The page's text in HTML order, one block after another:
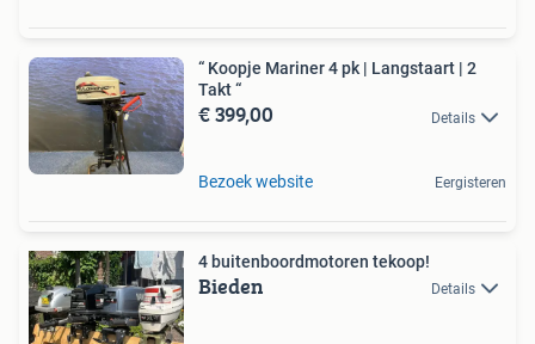
“ Koopje Mariner 4 pk | Langstaart | 2
Takt “
€ 399,00 Details
Bezoek website Eergisteren
4 buitenboordmotoren tekoop!
Bieden Details